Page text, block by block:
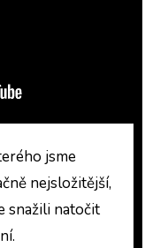
jsme
nejsložitější,
snažili natočit